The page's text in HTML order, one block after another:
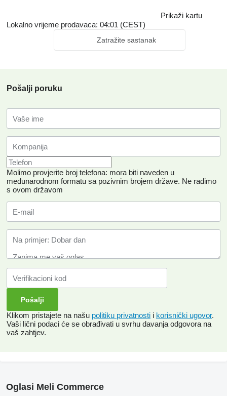
Prikaži kartu
Lokalno vrijeme prodavaca: 04:01 (CEST)
Zatražite sastanak
Pošalji poruku
Molimo provjerite broj telefona: mora biti naveden u
međunarodnom formatu sa pozivnim brojem države. Ne radimo
s ovom državom
Klikom pristajete na našu politiku privatnosti i korisnički ugovor.
Vaši lični podaci će se obrađivati ​​u svrhu davanja odgovora na
vaš zahtjev.
Oglasi Meli Commerce